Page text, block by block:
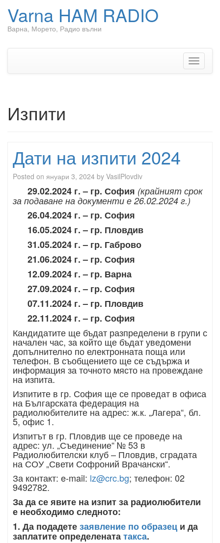
Varna HAM RADIO
Варна, Морето, Радио вълни
Toggle
Изпити
Дати на изпити 2024
Posted on януари 3, 2024 by VasilPlovdiv
29.02.2024 г. – гр. София (крайният срок
за подаване на документи е 26.02.2024 г.)
26.04.2024 г. – гр. София
16.05.2024 г. – гр. Пловдив
31.05.2024 г. – гр. Габрово
21.06.2024 г. – гр. София
12.09.2024 г. – гр. Варна
27.09.2024 г. – гр. София
07.11.2024 г. – гр. Пловдив
22.11.2024 г. – гр. София
Кандидатите ще бъдат разпределени в групи с
начален час, за който ще бъдат уведомени
допълнително по електронната поща или
телефон. В съобщението ще се съдържа и
информация за точното място на провеждане
на изпита.
Изпитите в гр. София ще се проведат в офиса
на Българската федерация на
радиолюбителите на адрес: ж.к. „Лагера“, бл.
5, офис 1.
Изпитът в гр. Пловдив ще се проведе на
адрес: ул. „Съединение“ № 53 в
Радиолюбителски клуб – Пловдив, сградата
на СОУ „Свети Софроний Врачански“.
За контакт: e-mail: lz@crc.bg; телефон: 02
9492782.
За да се явите на изпит за радиолюбители
е необходимо следното:
1. Да подадетезаявление по образец и да
заплатите определенататакса.